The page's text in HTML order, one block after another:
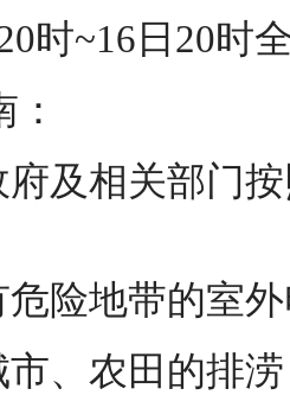
时~16日20时
府及相关部门
危险地带的室
市、农田的排